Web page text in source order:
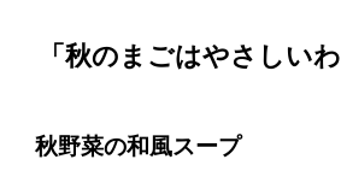
「秋のまごはやさしい
秋野菜の和風スープ